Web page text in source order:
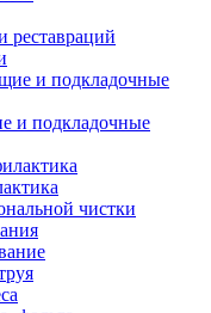
реставраций
и подкладочные
чистки